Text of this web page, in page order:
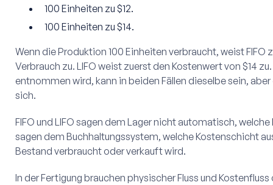
100 Einheiten zu $12.
100 Einheiten zu $14.
Wenn die Produktion 100 Einheiten verbraucht, weist FIFO
Verbrauch zu. LIFO weist zuerst den Kostenwert von $14
entnommen wird, kann in beiden Fällen dieselbe sein,
sich.
FIFO und LIFO sagen dem Lager nicht automatisch,
sagen dem Buchhaltungssystem, welche Kostenschicht
Bestand verbraucht oder verkauft wird.
In der Fertigung brauchen physischer Fluss und